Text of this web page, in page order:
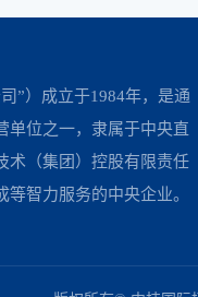
”）成立于1984年，是通
单位之一，隶属于中央直
术（集团）控股有限责任
智力服务的中央企业。